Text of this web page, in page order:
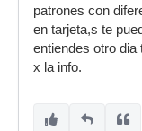
patrones con
en tarjeta,s te
entiendes otro
x la info.